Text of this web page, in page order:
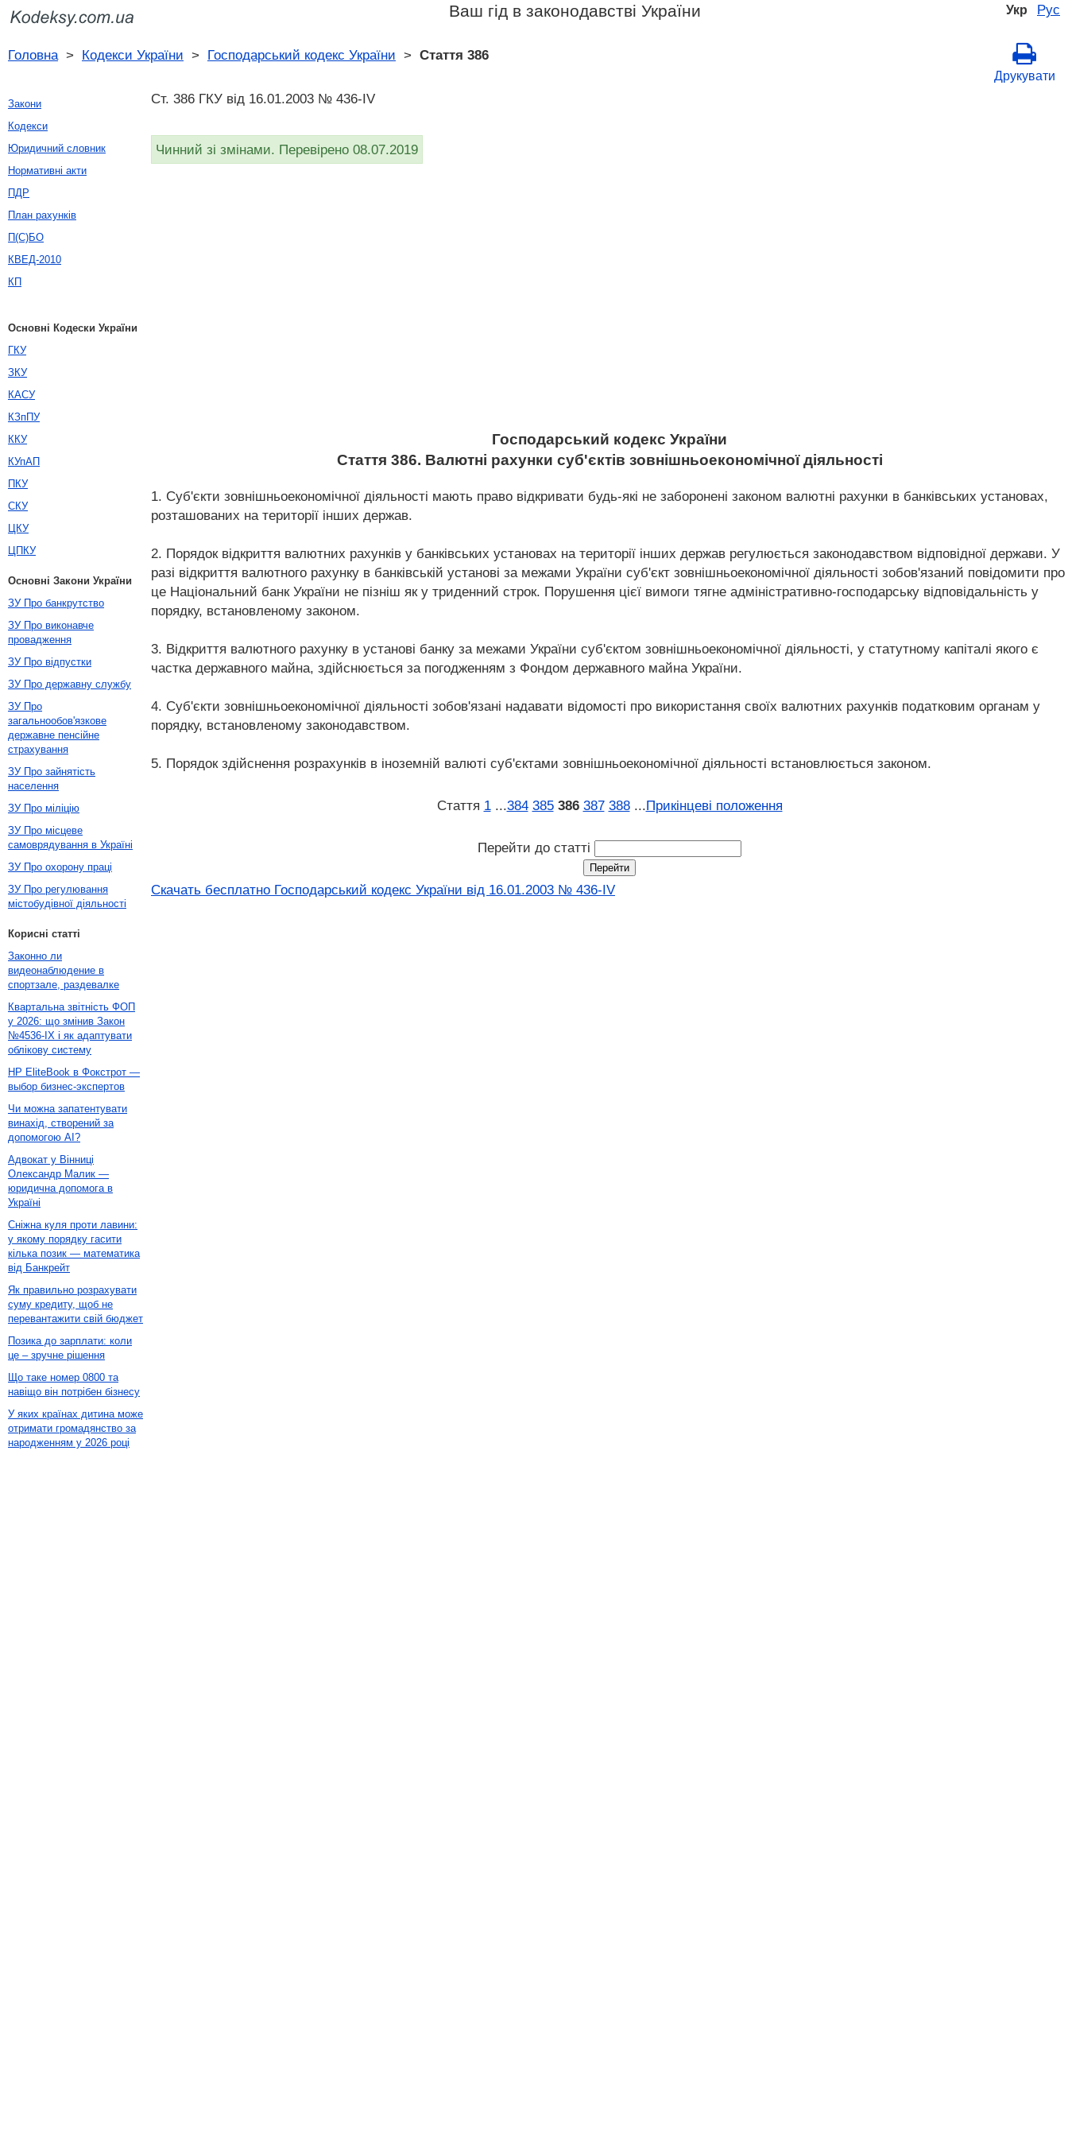
Укр Рус
Ваш гід в законодавстві України
Головна> Кодекси України > Господарський кодекс України > Стаття 386
Друкувати
Ст. 386 ГКУ від 16.01.2003 № 436-IV
Чинний зі змінами. Перевірено 08.07.2019
Господарський кодекс України
Стаття 386. Валютні рахунки суб'єктів зовнішньоекономічної діяльності
1. Суб'єкти зовнішньоекономічної діяльності мають право відкривати будь-які не заборонені законом валютні рахунки в банківських установах,
розташованих на території інших держав.
2. Порядок відкриття валютних рахунків у банківських установах на території інших держав регулюється законодавством відповідної держави. У
разі відкриття валютного рахунку в банківській установі за межами України суб'єкт зовнішньоекономічної діяльності зобов'язаний повідомити про
це Національний банк України не пізніш як у триденний строк. Порушення цієї вимоги тягне адміністративно-господарську відповідальність у
порядку, встановленому законом.
3. Відкриття валютного рахунку в установі банку за межами України суб'єктом зовнішньоекономічної діяльності, у статутному капіталі якого є
частка державного майна, здійснюється за погодженням з Фондом державного майна України.
4. Суб'єкти зовнішньоекономічної діяльності зобов'язані надавати відомості про використання своїх валютних рахунків податковим органам у
порядку, встановленому законодавством.
5. Порядок здійснення розрахунків в іноземній валюті суб'єктами зовнішньоекономічної діяльності встановлюється законом.
Стаття 1 ...384 385 386 387 388 ...Прикінцеві положення
Перейти до статті
Скачать бесплатно Господарський кодекс України від 16.01.2003 № 436-IV
Закони
Кодекси
Юридичний словник
Нормативні акти
ПДР
План рахунків
П(С)БО
КВЕД-2010
КП
Основні Кодески України
ГКУ
ЗКУ
КАСУ
КЗпПУ
ККУ
КУпАП
ПКУ
СКУ
ЦКУ
ЦПКУ
Основні Закони України
ЗУ Про банкрутство
ЗУ Про виконавче
провадження
ЗУ Про відпустки
ЗУ Про державну службу
ЗУ Про
загальнообов'язкове
державне пенсійне
страхування
ЗУ Про зайнятість
населення
ЗУ Про міліцію
ЗУ Про місцеве
самоврядування в Україні
ЗУ Про охорону праці
ЗУ Про регулювання
містобудівної діяльності
Корисні статті
Законно ли
видеонаблюдение в
спортзале, раздевалке
Квартальна звітність ФОП
у 2026: що змінив Закон
№4536-IX і як адаптувати
облікову систему
HP EliteBook в Фокстрот —
выбор бизнес-экспертов
Чи можна запатентувати
винахід, створений за
допомогою AI?
Адвокат у Вінниці
Олександр Малик —
юридична допомога в
Україні
Сніжна куля проти лавини:
у якому порядку гасити
кілька позик — математика
від Банкрейт
Як правильно розрахувати
суму кредиту, щоб не
перевантажити свій бюджет
Позика до зарплати: коли
це – зручне рішення
Що таке номер 0800 та
навіщо він потрібен бізнесу
У яких країнах дитина може
отримати громадянство за
народженням у 2026 році